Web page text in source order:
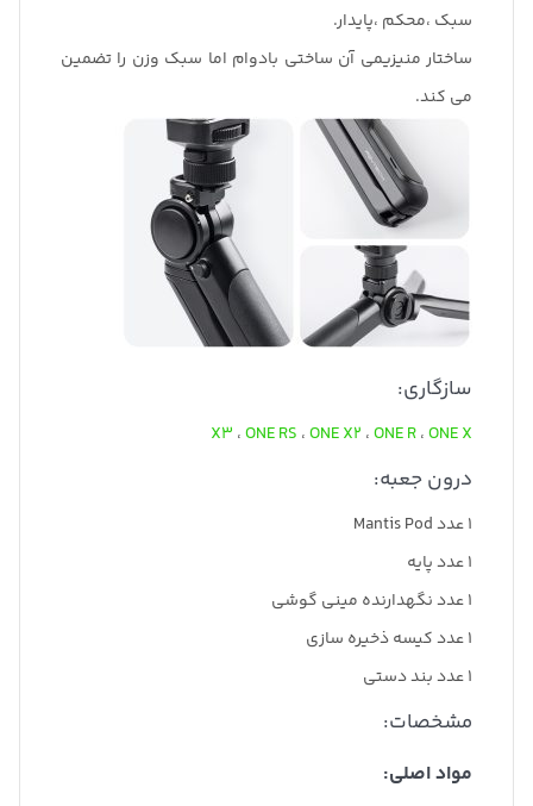
سبک ،محکم ،پایدار.
ساختار منیزیمی آن ساختی بادوام اما سبک وزن را تضمین
می کند.
سازگاری:
X3 ،ONE RS ،ONE X2 ،ONE R،ONE X
درون جعبه:
۱ عدد Mantis Pod
۱ عدد پایه
۱ عدد نگهدارنده مینی گوشی
۱ عدد کیسه ذخیره سازی
۱ عدد بند دستی
مشخصات:
مواد اصلی: